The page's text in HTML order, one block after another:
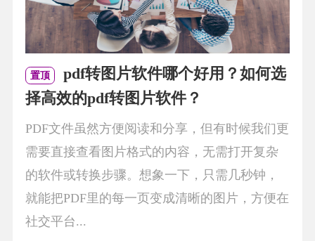
置顶
pdf转图片软件哪个好用？如何选
择高效的pdf转图片软件？
PDF文件虽然方便阅读和分享，但有时候我们更
需要直接查看图片格式的内容，无需打开复杂
的软件或转换步骤。想象一下，只需几秒钟，
就能把PDF里的每一页变成清晰的图片，方便在
社交平台...